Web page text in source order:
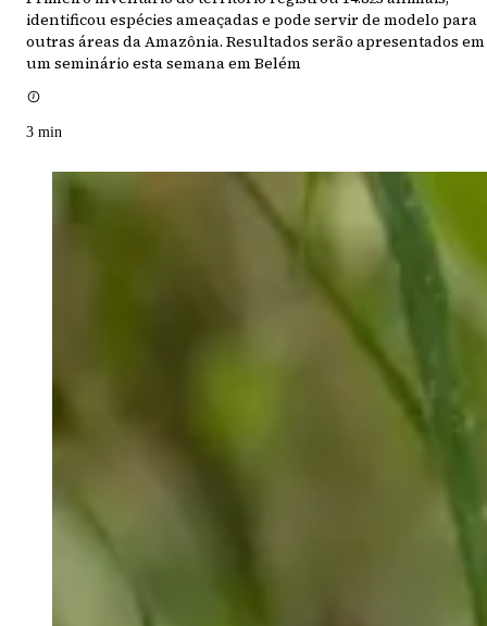
identificou espécies ameaçadas e pode servir de modelo para
outras áreas da Amazônia. Resultados serão apresentados em
um seminário esta semana em Belém
3 min